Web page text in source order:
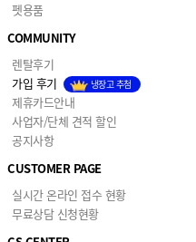
74%↓
펫용품
COMMUNITY
렌탈후기
가입 후기
냉장고 추첨
제휴카드안내
사업자/단체 견적 할인
공지사항
CUSTOMER PAGE
실시간 온라인 접수 현황
무료상담 신청현황